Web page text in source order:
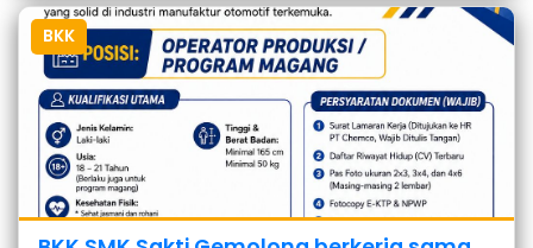
BKK